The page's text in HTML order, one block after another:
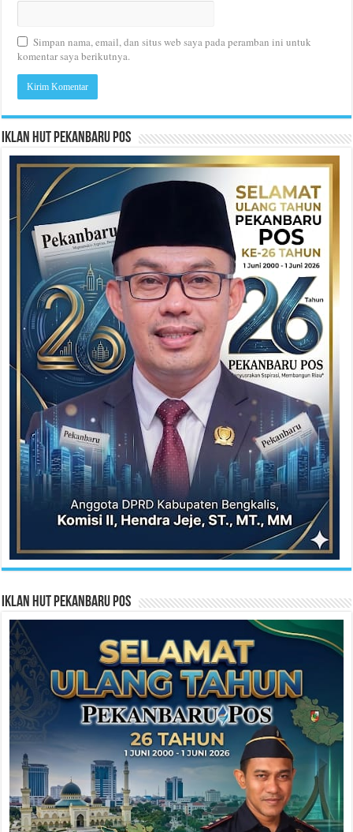
Simpan nama, email, dan situs web saya pada peramban ini untuk
komentar saya berikutnya.
Iklan HUT Pekanbaru Pos
Iklan HUT Pekanbaru Pos